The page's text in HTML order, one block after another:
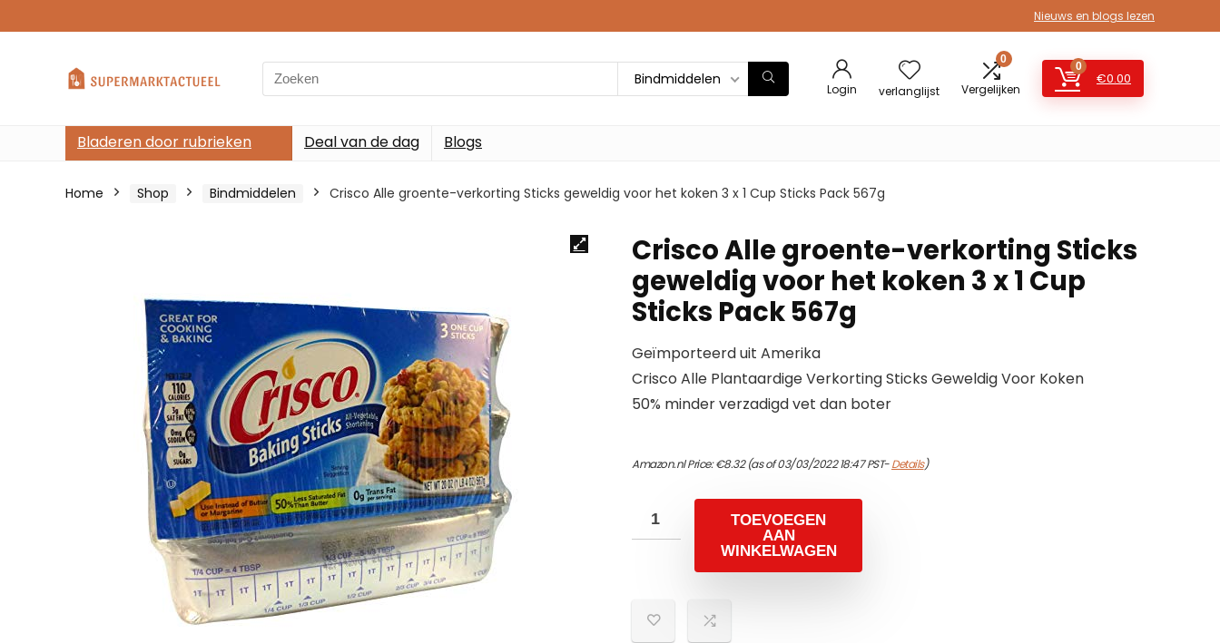
Nieuws en blogs lezen
Search
for:
Bindmiddelen
Login verlanglijst
0
Vergelijken
0
€0.00
Bladeren door rubrieken Deal van de dag Blogs
Home Shop Bindmiddelen Crisco Alle groente-verkorting Sticks geweldig voor het koken 3 x 1 Cup Sticks Pack 567g
Crisco Alle groente-verkorting Sticks
geweldig voor het koken 3 x 1 Cup
Sticks Pack 567g
Geïmporteerd uit Amerika
Crisco Alle Plantaardige Verkorting Sticks Geweldig Voor Koken
50% minder verzadigd vet dan boter
Amazon.nl Price:€8.32(as of 03/03/2022 18:47 PST-Details)
TOEVOEGEN
AAN
WINKELWAGEN